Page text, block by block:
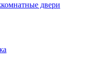
двери